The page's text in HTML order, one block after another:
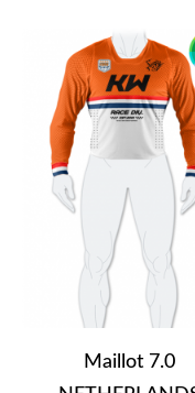
Maillot 7.0